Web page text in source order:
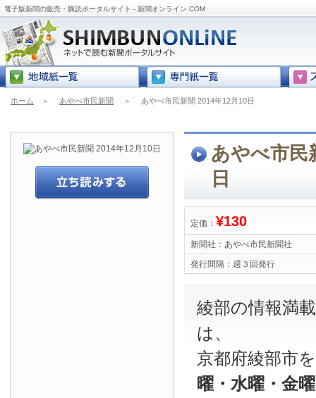
電子版新聞の販売・購読ポータルサイト - 新聞オンライン.COM
ホーム ＞ あやべ市民新聞 ＞ あやべ市民新聞 2014年12月10日
あやべ市民
日
定価： ¥130
新聞社： あやべ市民新聞社
発行間隔： 週３回発行
綾部の情報
は、
京都府綾部市
曜・水曜・金